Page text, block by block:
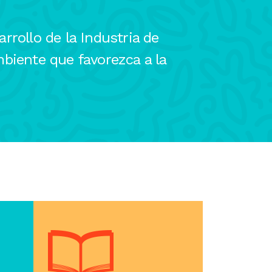
de la Industria de
que favorezca a la